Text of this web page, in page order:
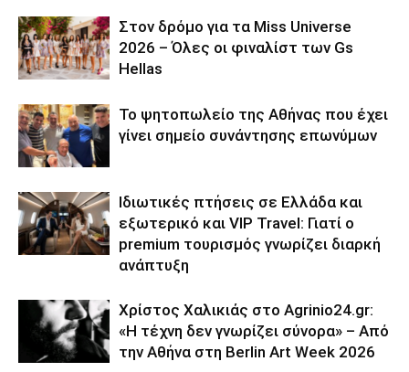
Στον δρόμο για τα Miss Universe
2026 – Όλες οι φιναλίστ των Gs
Hellas
Το ψητοπωλείο της Αθήνας που έχει
γίνει σημείο συνάντησης επωνύμων
Ιδιωτικές πτήσεις σε Ελλάδα και
εξωτερικό και VIP Travel: Γιατί ο
premium τουρισμός γνωρίζει διαρκή
ανάπτυξη
Χρίστος Χαλικιάς στο Agrinio24.gr:
«Η τέχνη δεν γνωρίζει σύνορα» – Από
την Αθήνα στη Berlin Art Week 2026